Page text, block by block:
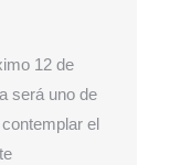
12 de
será uno de
el